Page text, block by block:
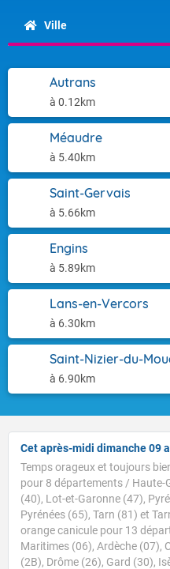
Ville
Autrans
à 0.12km
Méaudre
à 5.40km
Saint-Gervais
à 5.66km
Engins
à 5.89km
Lans-en-Vercors
à 6.30km
Saint-Nizier-du-
à 6.90km
Cet après-midi dimanche 09
Temps orageux et toujours
pour 8 départements / Haute-
(40), Lot-et-Garonne (47),
Pyrénées (65), Tarn (81) et
orange canicule pour 13
Maritimes (06), Ardèche (07),
(2B), Drôme (26), Gard (30),